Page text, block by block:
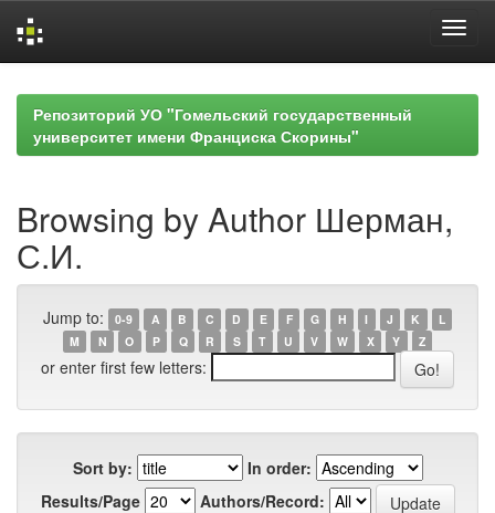
navigationРепозиторий УО "Гомельский государственный
университет имени Франциска Скорины"
Browsing by Author Шерман,
С.И.
Jump to: 0-9 A B C D E F G H I J K
L
M
N O P Q R S T U V W X Y Z
or enter first few letters:
Sort by:
In order:
Results/Page
Authors/Record: